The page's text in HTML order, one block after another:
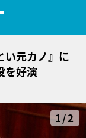
い元カノ』に
を好演
1/2